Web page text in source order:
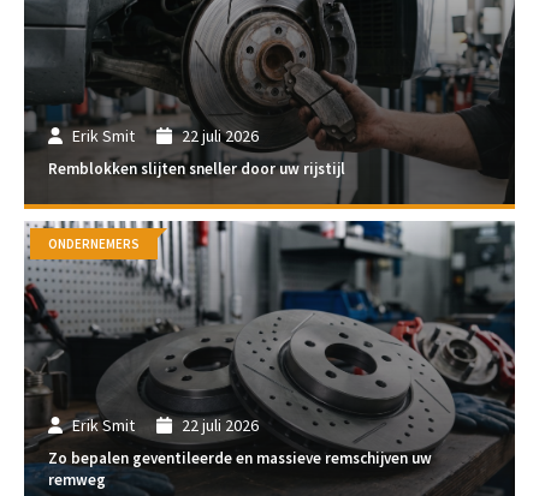
Erik Smit 22 juli 2026
Remblokken slijten sneller door uw rijstijl
Erik Smit 22 juli 2026
Zo bepalen geventileerde en massieve remschijven uw
remweg
ONDERNEMERS